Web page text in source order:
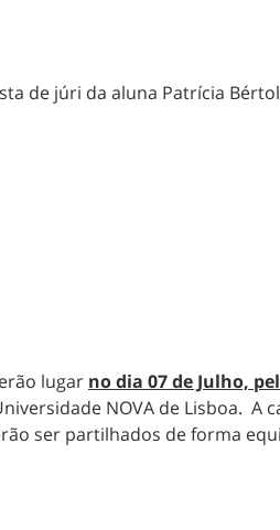
de júri da aluna Patrícia
lugar no dia 07de Julho,
NOVA de Lisboa. A
ser partilhados de forma